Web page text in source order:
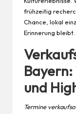
frühzeitig
Chance, lokal
Erinnerung bleibt.
und
Termine